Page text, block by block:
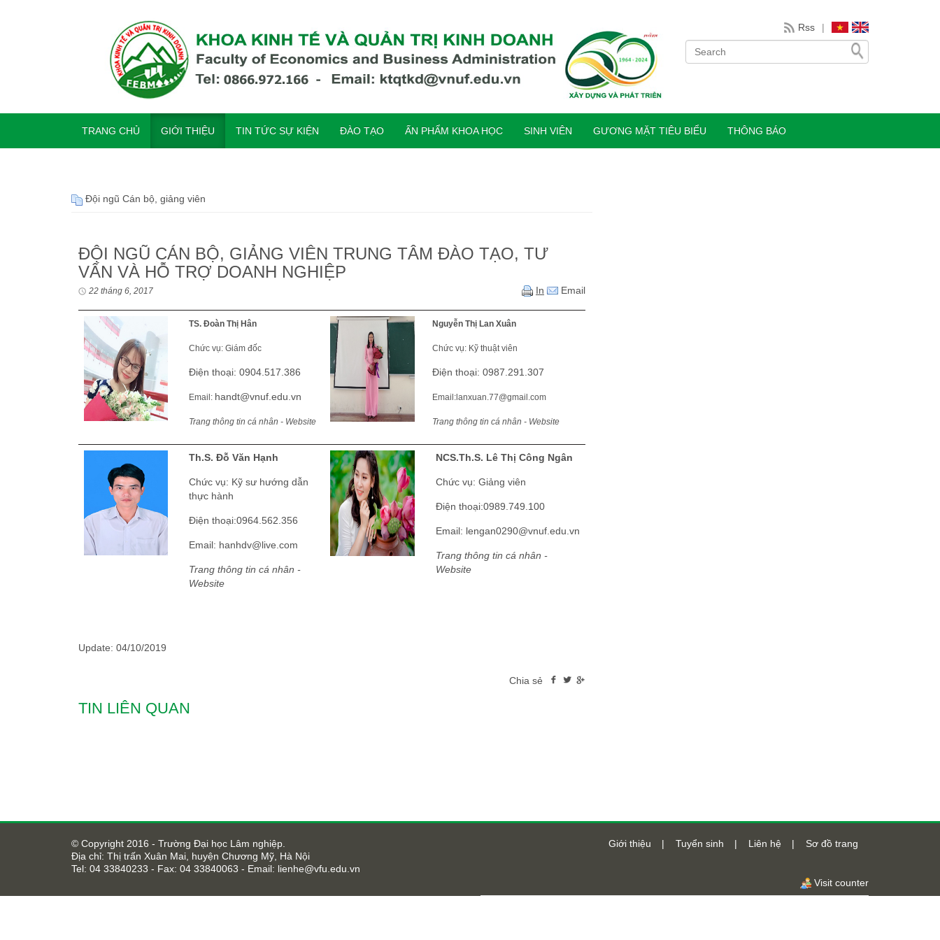
Rss |
TRANG CHỦ GIỚI THIỆU TIN TỨC SỰ KIỆN ĐÀO TẠO ẤN PHẨM KHOA HỌC SINH VIÊN GƯƠNG MẶT TIÊU BIỂU THÔNG BÁO
Đội ngũ Cán bộ, giảng viên
ĐỘI NGŨ CÁN BỘ, GIẢNG VIÊN TRUNG TÂM ĐÀO TẠO, TƯ
VẤN VÀ HỖ TRỢ DOANH NGHIỆP
22 tháng 6, 2017 In Email
TS. Đoàn Thị Hân
Chức vụ: Giám đốc
Điện thoại: 0904.517.386
Email: handt@vnuf.edu.vn
Trang thông tin cá nhân - Website
Nguyễn Thị Lan Xuân
Chức vụ: Kỹ thuật viên
Điện thoại: 0987.291.307
Email:lanxuan.77@gmail.com
Trang thông tin cá nhân - Website
Th.S. Đỗ Văn Hạnh
Chức vụ: Kỹ sư hướng dẫn
thực hành
Điện thoại:0964.562.356
Email: hanhdv@live.com
Trang thông tin cá nhân -
Website
NCS.Th.S. Lê Thị Công Ngân
Chức vụ: Giảng viên
Điện thoại:0989.749.100
Email: lengan0290@vnuf.edu.vn
Trang thông tin cá nhân -
Website
Update: 04/10/2019
Chia sẻ
TIN LIÊN QUAN
© Copyright 2016 - Trường Đại học Lâm nghiệp.
Địa chỉ: Thị trấn Xuân Mai, huyện Chương Mỹ, Hà Nội
Tel: 04 33840233 - Fax: 04 33840063 - Email: lienhe@vfu.edu.vn
Giới thiệu | Tuyển sinh | Liên hệ | Sơ đồ trang
Visit counter